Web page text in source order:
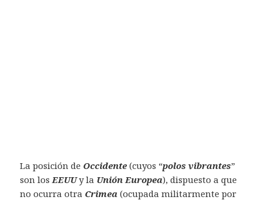
La posición de Occidente (cuyos “polos vibrantes”
son los EEUUy la Unión Europea), dispuesto a que
no ocurra otra Crimea (ocupada militarmente por